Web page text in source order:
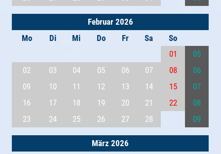
Februar 2026
Mo
Di Mi Do Fr Sa
So
01
05
02
03 04 05 06 07 08
06
09
10 11 12 13 14 15
07
16
17 18 19 20 21 22
08
23
24 25 26 27 28 09
März 2026